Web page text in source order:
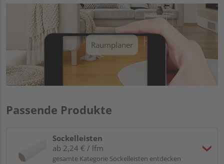
Raumplaner
Passende Produkte
Sockelleisten
ab 2,24 € / lfm
gesamte Kategorie Sockelleisten entdecken